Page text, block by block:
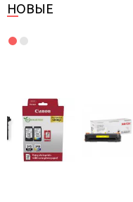
НОВЫЕ